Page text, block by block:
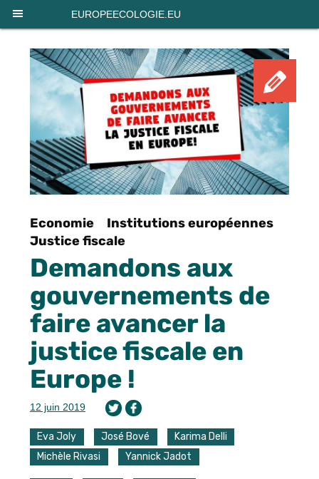
EUROPEECOLOGIE.EU
Economie
Institutions européennes
Justice fiscale
Demandons aux
gouvernements de
faire avancer la
justice fiscale en
Europe !
12 juin 2019
Eva Joly José Bové
Karima Delli
Michèle Rivasi
Yannick Jadot